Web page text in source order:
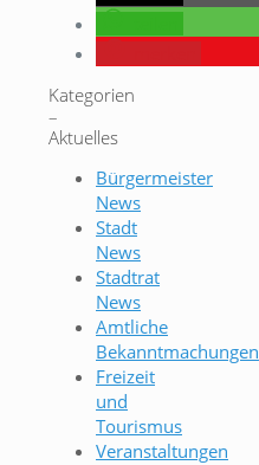
Kategorien
–
Aktuelles
Bürgermeister
News
Stadt
News
Stadtrat
News
Amtliche
Bekanntmachungen
Freizeit
und
Tourismus
Veranstaltungen